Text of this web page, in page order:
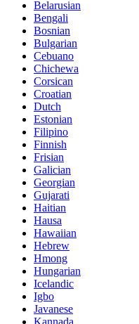
Belarusian
Bengali
Bosnian
Bulgarian
Cebuano
Chichewa
Corsican
Croatian
Dutch
Estonian
Filipino
Finnish
Frisian
Galician
Georgian
Gujarati
Haitian
Hausa
Hawaiian
Hebrew
Hmong
Hungarian
Icelandic
Igbo
Javanese